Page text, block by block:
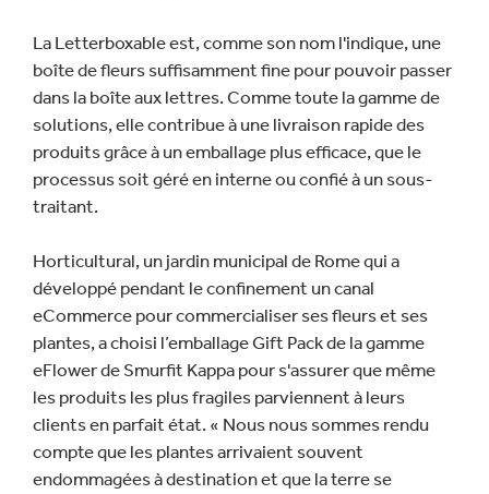
La Letterboxable est, comme son nom l'indique, une
boîte de fleurs suffisamment fine pour pouvoir passer
dans la boîte aux lettres. Comme toute la gamme de
solutions, elle contribue à une livraison rapide des
produits grâce à un emballage plus efficace, que le
processus soit géré en interne ou confié à un sous-
traitant.
Horticultural, un jardin municipal de Rome qui a
développé pendant le confinement un canal
eCommerce pour commercialiser ses fleurs et ses
plantes, a choisi l’emballage Gift Pack de la gamme
eFlower de Smurfit Kappa pour s'assurer que même
les produits les plus fragiles parviennent à leurs
clients en parfait état. « Nous nous sommes rendu
compte que les plantes arrivaient souvent
endommagées à destination et que la terre se